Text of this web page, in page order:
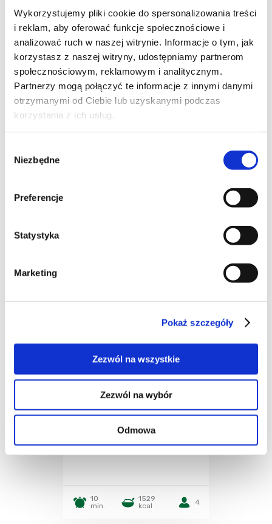
Wykorzystujemy pliki cookie do spersonalizowania treści
i reklam, aby oferować funkcje społecznościowe i
analizować ruch w naszej witrynie. Informacje o tym, jak
korzystasz z naszej witryny, udostępniamy partnerom
społecznościowym, reklamowym i analitycznym.
Partnerzy mogą połączyć te informacje z innymi danymi
otrzymanymi od Ciebie lub uzyskanymi podczas
korzystania z ich usług.
zgody
Niezbędne
Preferencje
Statystyka
Marketing
Pokaż szczegóły
Zezwól na wszystkie
Zezwól na wybór
Odmowa
WIDEO
KASZA
NAPOJE
Napój z ogórka,
avocado
10
min.
1529
kcal
4